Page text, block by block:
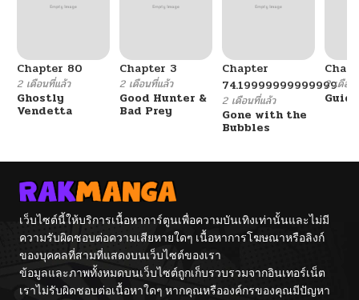
Chapter 80
2 เดือนที่แล้ว
Ghostly
Vendetta
Chapter 3
2 เดือนที่แล้ว
Good Hunter &
Bad Prey
Chapter
74.19999999999999
2 เดือนที่แล้ว
Gone with the
Bubbles
2 เดือน
เว็บไซต์นี้ให้บริการเนื้อหาการ์ตูนเพื่อความบันเทิงเท่านั้นและไม่มี
ความรับผิดชอบต่อความเสียหายใดๆ เนื้อหาการโฆษณาหรือลิงก์
ของบุคคลที่สามที่แสดงบนเว็บไซต์ของเรา
ข้อมูลและภาพทั้งหมดบนเว็บไซต์ถูกเก็บรวบรวมจากอินเทอร์เน็ต
เราไม่รับผิดชอบต่อเนื้อหาใดๆ หากคุณหรือองค์กรของคุณมีปัญหา